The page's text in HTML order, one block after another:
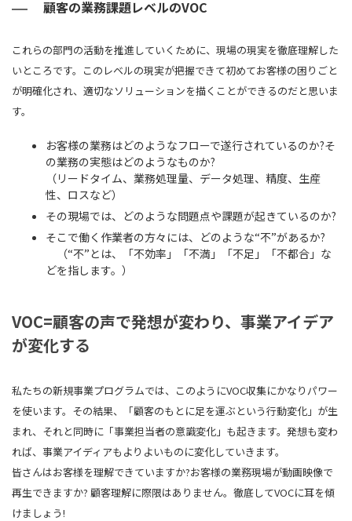
顧客の業務課題レベルのVOC
これらの部門の活動を推進していくために、現場の現実を徹底理解した
いところです。このレベルの現実が把握できて初めてお客様の困りごと
が明確化され、適切なソリューションを描くことができるのだと思いま
す。
お客様の業務はどのようなフローで遂行されているのか?そ
の業務の実態はどのようなものか?
（リードタイム、業務処理量、データ処理、精度、生産
性、ロスなど）
その現場では、どのような問題点や課題が起きているのか?
そこで働く作業者の方々には、どのような“不”があるか?
（“不”とは、「不効率」「不満」「不足」「不都合」な
どを指します。）
VOC=顧客の声で発想が変わり、事業アイデア
が変化する
私たちの新規事業プログラムでは、このようにVOC収集にかなりパワー
を使います。その結果、「顧客のもとに足を運ぶという行動変化」が生
まれ、それと同時に「事業担当者の意識変化」も起きます。発想も変わ
れば、事業アイディアもよりよいものに変化していきます。
皆さんはお客様を理解できていますか?お客様の業務現場が動画映像で
再生できますか? 顧客理解に際限はありません。徹底してVOCに耳を傾
けましょう!